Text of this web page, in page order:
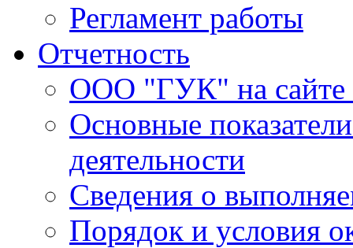
Регламент работы
Отчетность
ООО "ГУК" на
Основные
деятельности
Сведения о
Порядок и условия